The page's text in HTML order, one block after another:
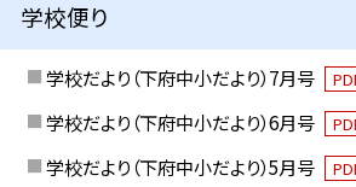
学校便り
学校だより（下府中小だより）7月号
学校だより（下府中小だより）6月号
学校だより（下府中小だより）5月号